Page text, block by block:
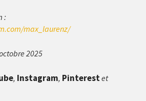
:
max_laurenz/
2025
, Instagram, Pinterestet